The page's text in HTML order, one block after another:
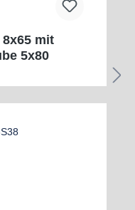
8x65 mit
5x80